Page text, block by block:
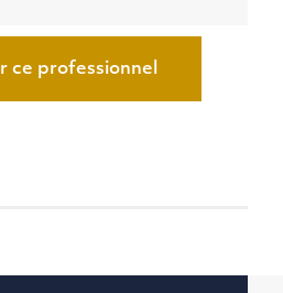
ce professionnel